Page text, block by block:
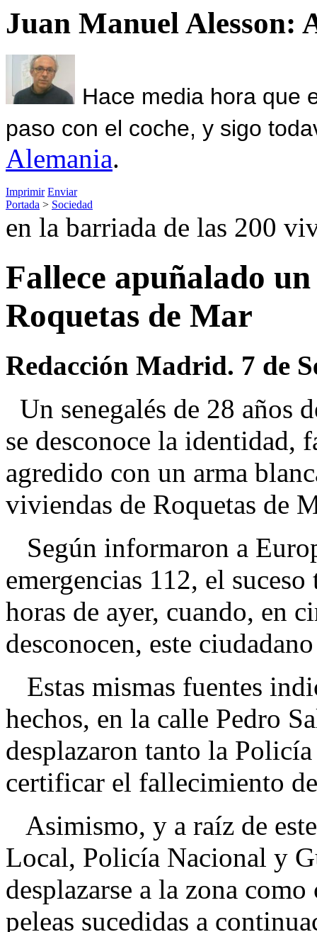
Juan Manuel Alesson:
Hace media hora que
paso con el coche, y sigo
Alemania.
Imprimir Enviar
Portada > Sociedad
en la barriada de las 200
Fallece apuñalado un
Roquetas de Mar
Redacción Madrid. 7 de
Un senegalés de 28 años
se desconoce la identidad,
agredido con un arma
viviendas de Roquetas de
Según informaron a
emergencias 112, el
horas de ayer, cuando, en
desconocen, este
Estas mismas fuentes
hechos, en la calle Pedro
desplazaron tanto la
certificar el fallecimiento
Asimismo, y a raíz de
Local, Policía Nacional y
desplazarse a la zona
peleas sucedidas a